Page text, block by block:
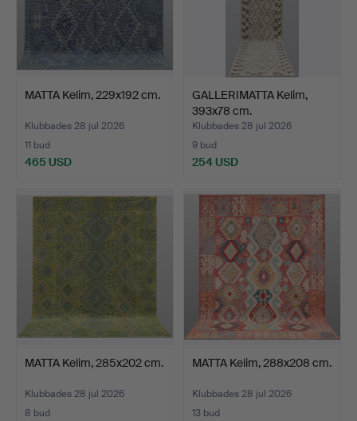
MATTA Kelim, 229x192 cm.
Klubbades 28 jul 2026
11 bud
465 USD
GALLERIMATTA Kelim,
393x78 cm.
Klubbades 28 jul 2026
9 bud
254 USD
MATTA Kelim, 285x202 cm.
Klubbades 28 jul 2026
8 bud
MATTA Kelim, 288x208 cm.
Klubbades 28 jul 2026
13 bud